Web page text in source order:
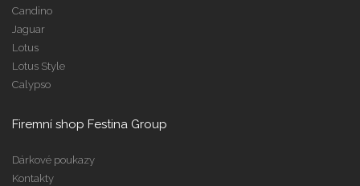
Candino
Jaguar
Lotus
Lotus Style
Calypso
Firemní shop Festina Group
Dárkové poukazy
Kontakty